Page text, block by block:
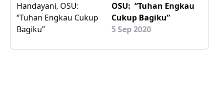
OSU: “Tuhan Engkau
Cukup Bagiku”
5 Sep 2020